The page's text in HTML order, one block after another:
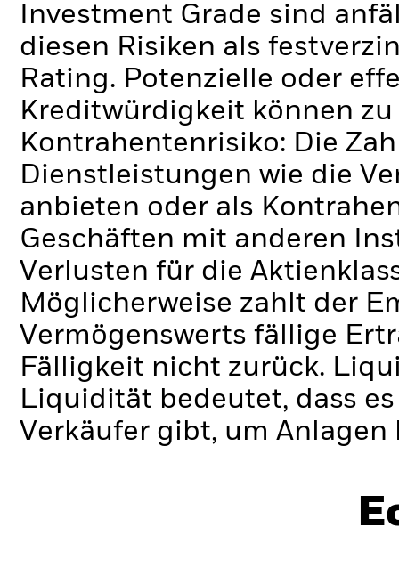
Investment Grade sind
diesen Risiken als
Rating. Potenzielle oder
Kreditwürdigkeit können
Kontrahentenrisiko: Die
Dienstleistungen wie die
anbieten oder als
Geschäften mit anderen
Verlusten für die
Möglicherweise zahlt der
Vermögenswerts fällige
Fälligkeit nicht zurück.
Liquidität bedeutet, dass
Verkäufer gibt, um